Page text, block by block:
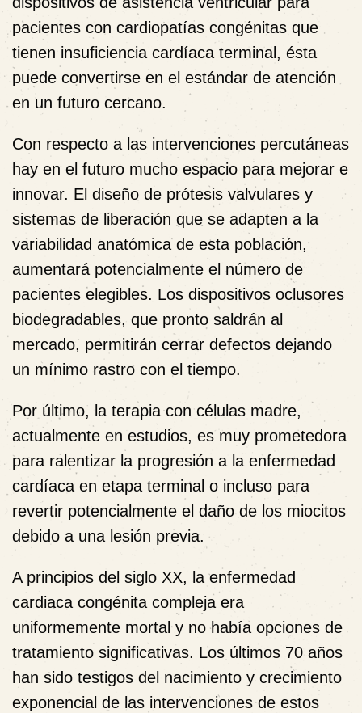
pacientes con cardiopatías congénitas que
tienen insuficiencia cardíaca terminal, ésta
puede convertirse en el estándar de atención
en un futuro cercano.
Con respecto a las intervenciones percutáneas
hay en el futuro mucho espacio para mejorar e
innovar. El diseño de prótesis valvulares y
sistemas de liberación que se adapten a la
variabilidad anatómica de esta población,
aumentará potencialmente el número de
pacientes elegibles. Los dispositivos oclusores
biodegradables, que pronto saldrán al
mercado, permitirán cerrar defectos dejando
un mínimo rastro con el tiempo.
Por último, la terapia con células madre,
actualmente en estudios, es muy prometedora
para ralentizar la progresión a la enfermedad
cardíaca en etapa terminal o incluso para
revertir potencialmente el daño de los miocitos
debido a una lesión previa.
A principios del siglo XX, la enfermedad
cardiaca congénita compleja era
uniformemente mortal y no había opciones de
tratamiento significativas. Los últimos 70 años
han sido testigos del nacimiento y crecimiento
exponencial de las intervenciones de estos